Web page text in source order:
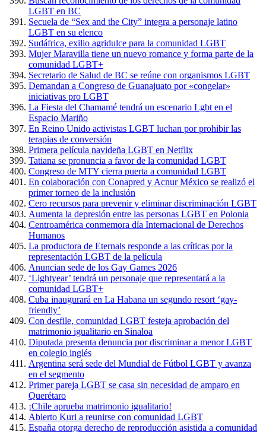
LGBT en BC
Secuela de “Sex and the City” integra a personaje latino
LGBT en su elenco
Sudáfrica, exilio agridulce para la comunidad LGBT
Mujer Maravilla tiene un nuevo romance y forma parte de la
comunidad LGBT+
Secretario de Salud de BC se reúne con organismos LGBT
Demandan a Congreso de Guanajuato por «congelar»
iniciativas pro LGBT
La Fiesta del Chamamé tendrá un escenario Lgbt en el
Espacio Mariño
En Reino Unido activistas LGBT luchan por prohibir las
terapias de conversión
Primera película navideña LGBT en Netflix
Tatiana se pronuncia a favor de la comunidad LGBT
Congreso de MTY cierra puerta a comunidad LGBT
En colaboración con Conapred y Acnur México se realizó el
primer torneo de la inclusión
Cero recursos para prevenir y eliminar discriminación LGBT
Aumenta la depresión entre las personas LGBT en Polonia
Centroamérica conmemora día Internacional de Derechos
Humanos
La productora de Eternals responde a las críticas por la
representación LGBT de la película
Anuncian sede de los Gay Games 2026
‘Lightyear’ tendrá un personaje que representará a la
comunidad LGBT+
Cuba inaugurará en La Habana un segundo resort ‘gay-
friendly’
Con desfile, comunidad LGBT festeja aprobación del
matrimonio igualitario en Sinaloa
Diputada presenta denuncia por discriminar a menor LGBT
en colegio inglés
Argentina será sede del Mundial de Fútbol LGBT y avanza
en el segmento
Primer pareja LGBT se casa sin necesidad de amparo en
Querétaro
¡Chile aprueba matrimonio igualitario!
Abierto Kuri a reunirse con comunidad LGBT
España otorga derecho de reproducción asistida a comunidad